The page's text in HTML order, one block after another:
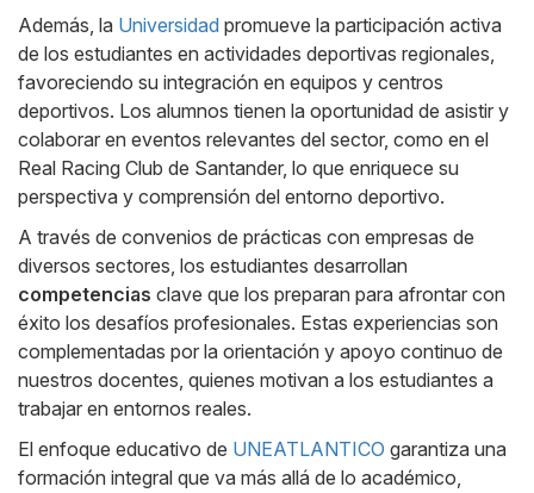
Además, la Universidad promueve la participación activa
de los estudiantes en actividades deportivas regionales,
favoreciendo su integración en equipos y centros
deportivos. Los alumnos tienen la oportunidad de asistir y
colaborar en eventos relevantes del sector, como en el
Real Racing Club de Santander, lo que enriquece su
perspectiva y comprensión del entorno deportivo.
A través de convenios de prácticas con empresas de
diversos sectores, los estudiantes desarrollan
competencias clave que los preparan para afrontar con
éxito los desafíos profesionales. Estas experiencias son
complementadas por la orientación y apoyo continuo de
nuestros docentes, quienes motivan a los estudiantes a
trabajar en entornos reales.
El enfoque educativo de UNEATLANTICO garantiza una
formación integral que va más allá de lo académico,